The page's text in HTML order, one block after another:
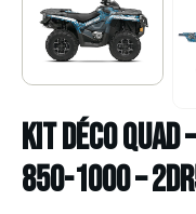
Kit déco Quad –
850-1000 –